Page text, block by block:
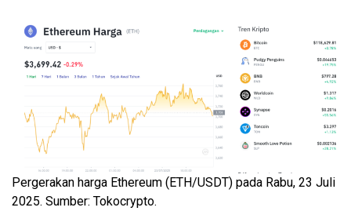
Pergerakan harga Ethereum (ETH/USDT) pada Rabu, 23 Juli
2025. Sumber: Tokocrypto.